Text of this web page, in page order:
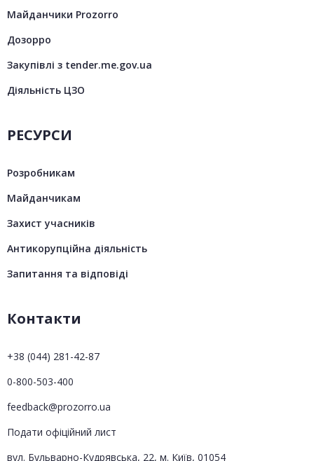
Майданчики Prozorro
Дозорро
Закупівлі з tender.me.gov.ua
Діяльність ЦЗО
РЕСУРСИ
Розробникам
Майданчикам
Захист учасників
Антикорупційна діяльність
Запитання та відповіді
Контакти
+38 (044) 281-42-87
0-800-503-400
feedback@prozorro.ua
Подати офіційний лист
вул. Бульварно-Кудрявська, 22, м. Київ, 01054